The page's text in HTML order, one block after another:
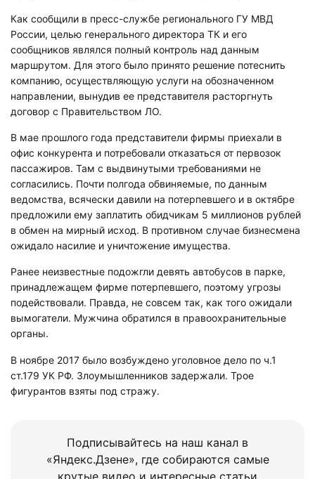
Как сообщили в пресс-службе регионального ГУ МВД
России, целью генерального директора ТК и его
сообщников являлся полный контроль над данным
маршрутом. Для этого было принято решение потеснить
компанию, осуществляющую услуги на обозначенном
направлении, вынудив ее представителя расторгнуть
договор с Правительством ЛО.
В мае прошлого года представители фирмы приехали в
офис конкурента и потребовали отказаться от первозок
пассажиров. Там с выдвинутыми требованиями не
согласились. Почти полгода обвиняемые, по данным
ведомства, всячески давили на потерпевшего и в октябре
предложили ему заплатить обидчикам 5 миллионов рублей
в обмен на мирный исход. В противном случае бизнесмена
ожидало насилие и уничтожение имущества.
Ранее неизвестные подожгли девять автобусов в парке,
принадлежащем фирме потерпевшего, поэтому угрозы
подействовали. Правда, не совсем так, как того ожидали
вымогатели. Мужчина обратился в правоохранительные
органы.
В ноябре 2017 было возбуждено уголовное дело по ч.1
ст.179 УК РФ. Злоумышленников задержали. Трое
фигурантов взяты под стражу.
Подписывайтесь на наш канал в
«Яндекс.Дзене», где собираются самые